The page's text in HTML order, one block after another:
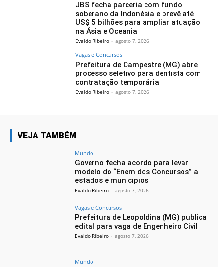
JBS fecha parceria com fundo
soberano da Indonésia e prevê até
US$ 5 bilhões para ampliar atuação
na Ásia e Oceania
Evaldo Ribeiro - agosto 7, 2026
Vagas e Concursos
Prefeitura de Campestre (MG) abre
processo seletivo para dentista com
contratação temporária
Evaldo Ribeiro - agosto 7, 2026
VEJA TAMBÉM
Mundo
Governo fecha acordo para levar
modelo do “Enem dos Concursos” a
estados e municípios
Evaldo Ribeiro - agosto 7, 2026
Vagas e Concursos
Prefeitura de Leopoldina (MG) publica
edital para vaga de Engenheiro Civil
Evaldo Ribeiro - agosto 7, 2026
Mundo